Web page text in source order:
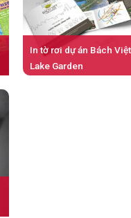
In tờ rơi dự án Bách Việt
Lake Garden